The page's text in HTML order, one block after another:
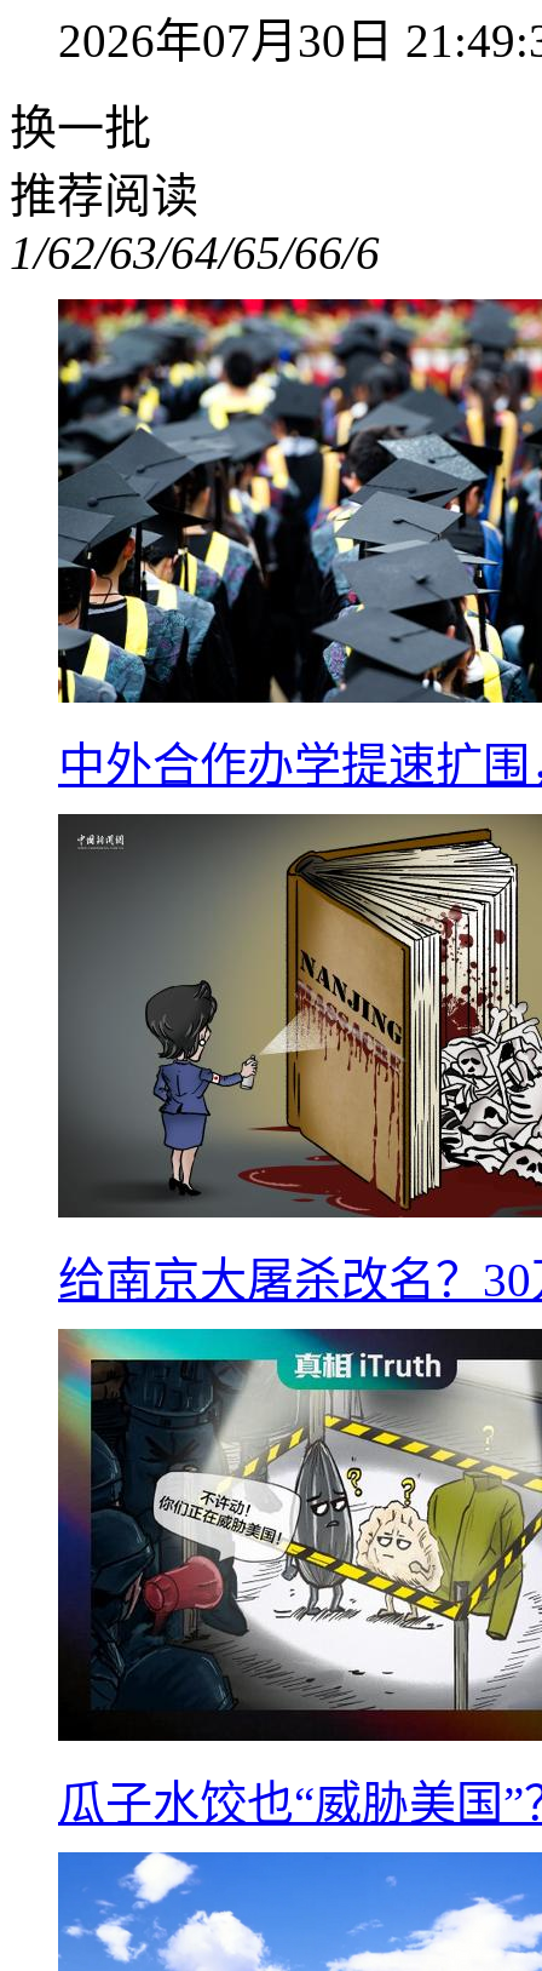
2026年07月30日
换一批
推荐阅读
1/62/63/64/65/66/6
中外合作办学提速扩
给南京大屠杀改名？
瓜子水饺也“威胁美国”